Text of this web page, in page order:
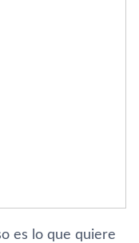
es lo que quiere